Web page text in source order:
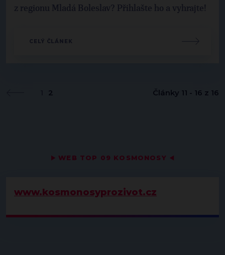
▶ WEB TOP 09 KOSMONOSY ◀
www.kosmonosyprozivot.cz
z regionu Mladá Boleslav? Přihlašte ho a vyhrajte!
CELÝ ČLÁNEK
2 Články 11 - 16 z 16